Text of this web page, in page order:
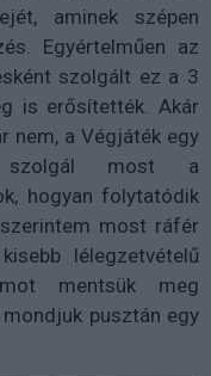
aminek szépen
Egyértelműen az
szolgált ez a 3
is erősítették. Akár
nem, a Végjáték egy
szolgál most a
hogyan folytatódik
most ráfér
lélegzetvételű
mentsük meg
pusztán egy